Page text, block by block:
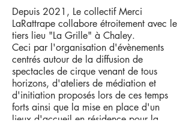
Depuis 2021, Le collectif Merci
LaRattrape collabore étroitement avec le
tiers lieu "La Grille" à Chaley.
Ceci par l'organisation d'évènements
centrés autour de la diffusion de
spectacles de cirque venant de tous
horizons, d'ateliers de médiation et
d'initiation proposés lors de ces temps
forts ainsi que la mise en place d'un
lieux d'accueil en résidence pour la